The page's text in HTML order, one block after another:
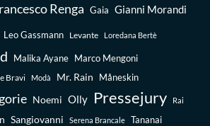
Renga Gaia Gianni Morandi
Leo Gassmann Levante Loredana Bertè
Malika Ayane Marco Mengoni
Bravi Modà Mr. Rain Måneskin
Noemi Olly Pressejury Rai
Sangiovanni Serena Brancale Tananai